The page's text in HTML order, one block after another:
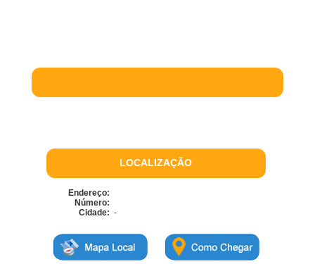
LOCALIZAÇÃO
Endereço:
Número:
Cidade: -